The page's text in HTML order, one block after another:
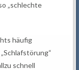
„schlechte
häufig
schnell